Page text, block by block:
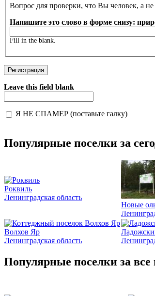
Вопрос для проверки, что Вы человек, а не
Напишите это слово в форме снизу:
Fill in the blank.
Leave this field blank
Я НЕ СПАМЕР (поставьте галку)
Популярные поселки за
Роквиль
Ленинградская область
Новые
Волхов Яр
Ленинградская область
Популярные поселки за все